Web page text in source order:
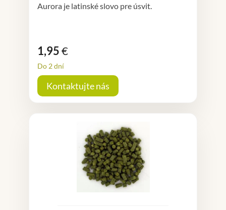
Aurora je latinské slovo pre úsvit.
1,95€
Do 2 dní
Kontaktujte nás